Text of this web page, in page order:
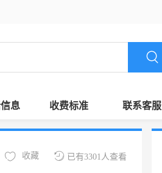
息 收费标准 联系客服
已有3301人查看
收藏